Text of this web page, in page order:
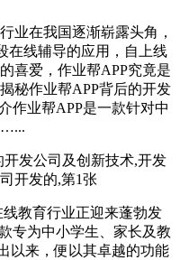
业在我国逐渐崭露头角，
在线辅导的应用，自上线
喜爱，作业帮APP究竟是
秘作业帮APP背后的开发
作业帮APP是一款针对中
教育行业正迎来蓬勃发
专为中小学生、家长及教
以来，便以其卓越的功能